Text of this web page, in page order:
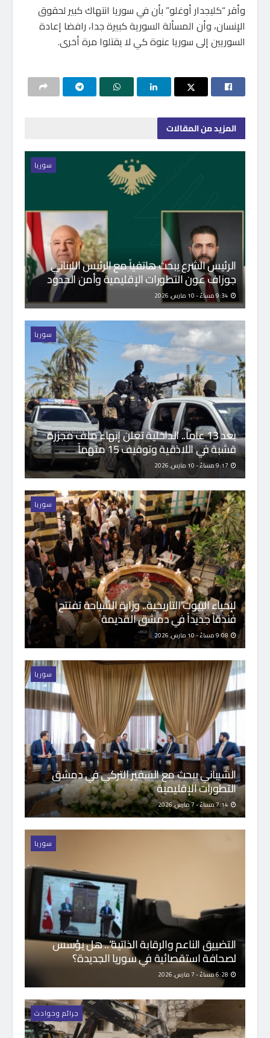
وأقر “كليجدار أوغلو” بأن في سوريا انتهاك كبير لحقوق
الإنسان، وأن المسألة السورية كبيرة جدا، رافضا إعادة
السوريين إلى سوريا عنوة كي لا يقتلوا مرة أخرى.
المزيدمن المقالات
سوريا
الرئيس الشرع يبحث هاتفياً مع الرئيس اللبناني
جوزاف عون التطورات الإقليمية وأمن الحدود
سوريا
بعد 13 عاماً.. الداخلية تعلن إنهاء ملف مجزرة
قشبة في اللاذقية وتوقيف 15 متهماً
9:17 مساءً - 10 مارس, 2026
سوريا
لإحياء البيوت التاريخية.. وزارة السياحة تفتتح
فندقاً جديداً في دمشق القديمة
9:08 مساءً - 10 مارس, 2026
سوريا
الشيباني يبحث مع السفير التركي في دمشق
التطورات الإقليمية
سوريا
التضييق الناعم والرقابة الذاتية”.. هل يؤسس
لصحافة استقصائية في سوريا الجديدة؟
جرائم وحوادث